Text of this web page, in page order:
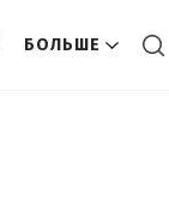
БОЛЬШЕ